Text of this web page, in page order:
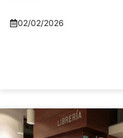
02/02/2026